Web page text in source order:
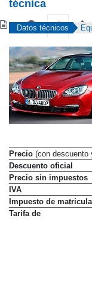
Precio(con descuento
Descuento oficial
Precio sin impuestos
IVA
Impuesto de